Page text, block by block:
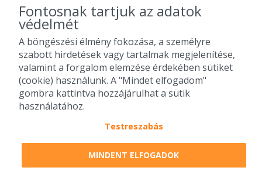
2010-2026 Copyright - Falatozz.hu - Diston-line Kft.
Pizza, gyros, hamburger, menük kedvező áron, egy helyen az összes
étterem ajánlata.
Fontosnak tartjuk az adatok
védelmét
A böngészési élmény fokozása, a személyre
szabott hirdetések vagy tartalmak megjelenítése,
valamint a forgalom elemzése érdekében sütiket
(cookie) használunk. A "Mindet elfogadom"
gombra kattintva hozzájárulhat a sütik
használatához.
Testreszabás
MINDENT ELFOGADOK